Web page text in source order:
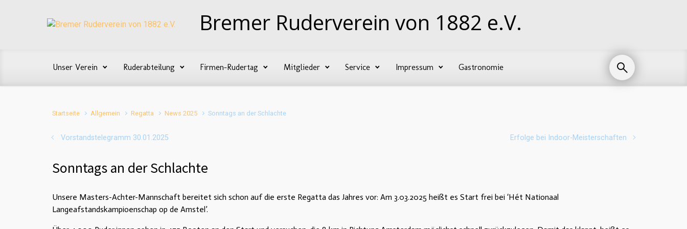
Bremer Ruderverein von 1882 e.V.
Unser Verein Ruderabteilung Firmen-Rudertag Mitglieder Service Impressum Gastronomie
Startseite Allgemein Regatta News 2025 Sonntags an der Schlachte
Vorstandstelegramm 30.01.2025 Erfolge bei Indoor-Meisterschaften
Sonntags an der Schlachte
Unsere Masters-Achter-Mannschaft bereitet sich schon auf die erste Regatta das Jahres vor: Am 3.03.2025 heißt es Start frei bei ‘Hét Nationaal
Langeafstandskampioenschap op de Amstel’.